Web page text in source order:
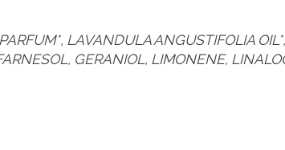
LAVANDULA ANGUSTIFOLIA
GERANIOL, LIMONENE,